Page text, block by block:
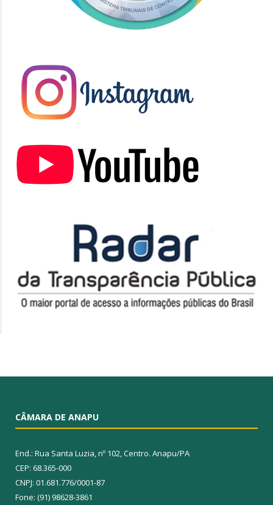
CÂMARA DE ANAPU
End.: Rua Santa Luzia, nº 102, Centro. Anapu/PA
CEP: 68.365-000
CNPJ: 01.681.776/0001-87
Fone: (91) 98628-3861